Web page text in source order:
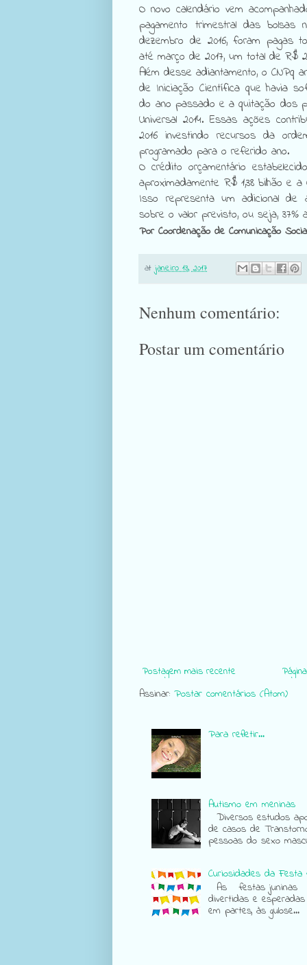
O novo calendário vem
pagamento trimestral das bolsas
dezembro de 2016, foram pagas
até março de 2017, um total de R$
Além desse adiantamento, o CNPq
de Iniciação Científica que havia
do ano passado e a quitação dos
Universal 2014. Essas ações
2016 investindo recursos da
programado para o referido ano.
O crédito orçamentário
aproximadamente R$ 1,38 bilhão e
Isso representa um adicional de
sobre o valor previsto, ou seja, 37%
Por Coordenação de Comunicação
atjaneiro 13, 2017
Nenhum comentário:
Postar um comentário
Postagem mais recente
Assinar:Postar comentários (Atom)
Para refletir...
Autismo em meninas
Diversos estudos
de casos de
pessoas do sexo
Curiosidades da Festa
As festas juninas
divertidas e
em partes, às gulose...